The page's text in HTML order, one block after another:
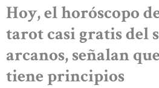
Hoy, el horóscopo
tarot casi gratis del
arcanos, señalan
tiene principios